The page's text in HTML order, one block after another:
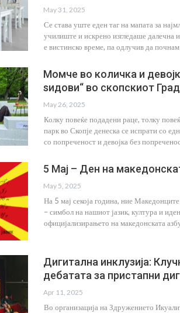
May 31, 2025
Се става уште еден таг на мапата за
училиште и искрено изгледаше далечна
е вистинско време, па одлучив да
Момче во количка и
ѕидови“ во скопскиот
May 26, 2025
Колку повеќе подадени раце, толку
парк во Скопје денеска се испрати со
со попреченост и девојка без
5 Мај – Ден на
May 5, 2025
На 5 мај секоја година, ние
– симбол на нашиот јазик, култура и
официјализирањето на македонската
Дигитална инклузија:
дебатата за пристапни
Apr 11, 2025
Во организација на Здружението